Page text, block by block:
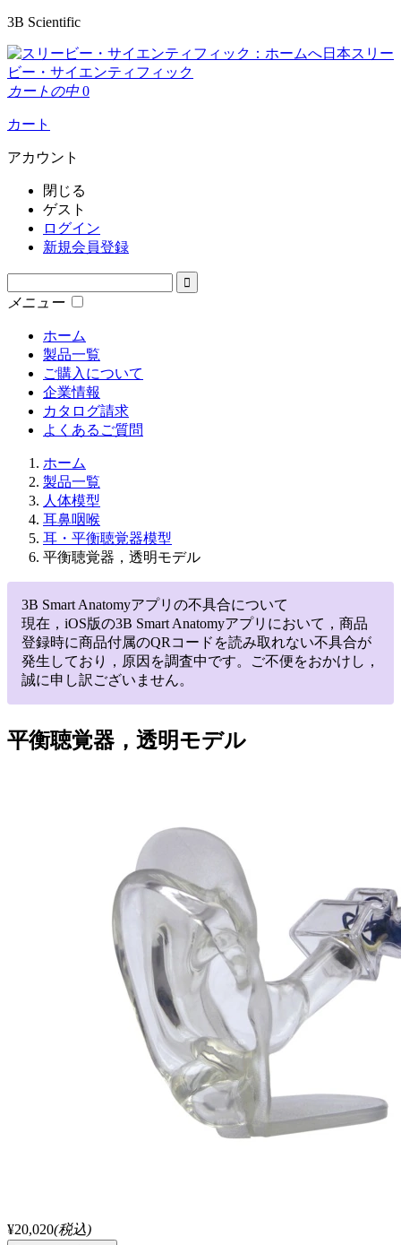
3B Scientific
日本スリー
ビー・サイエンティフィック
カートの中 0
カート
アカウント
閉じる
ゲスト
ログイン
新規会員登録
メニュー
ホーム
製品一覧
ご購入について
企業情報
カタログ請求
よくあるご質問
ホーム
製品一覧
人体模型
耳鼻咽喉
耳・平衡聴覚器模型
平衡聴覚器，透明モデル
3B Smart Anatomyアプリの不具合について
現在，iOS版の3B Smart Anatomyアプリにおいて，商品
登録時に商品付属のQRコードを読み取れない不具合が
発生しており，原因を調査中です。ご不便をおかけし，
誠に申し訳ございません。
平衡聴覚器，透明モデル
¥20,020(税込)